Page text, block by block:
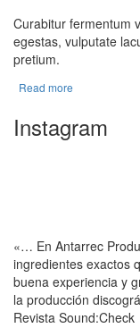
Curabitur fermentum
egestas, vulputate
pretium.
Read more
Instagram
«… En Antarrec
ingredientes exactos
buena experiencia y
la producción
Revista Sound:Check